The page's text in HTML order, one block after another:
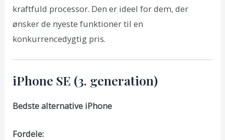
kraftfuld processor. Den er ideel for dem, der
ønsker de nyeste funktioner til en
konkurrencedygtig pris.
iPhone SE (3. generation)
Bedste alternative iPhone
Fordele: